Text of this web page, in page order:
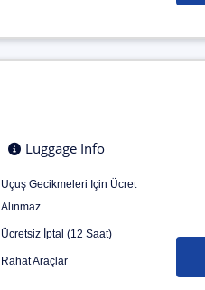
Luggage Info
Uçuş Gecikmeleri Için Ücret
Alınmaz
Ücretsiz İptal (12 Saat)
Rahat Araçlar